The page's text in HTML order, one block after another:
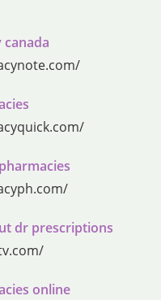
dr prescriptions
online